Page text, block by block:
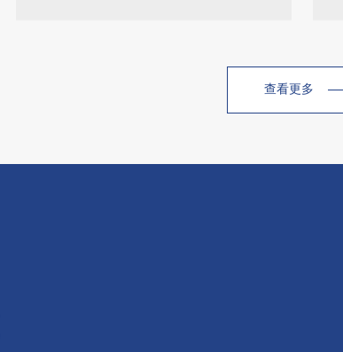
查看更多